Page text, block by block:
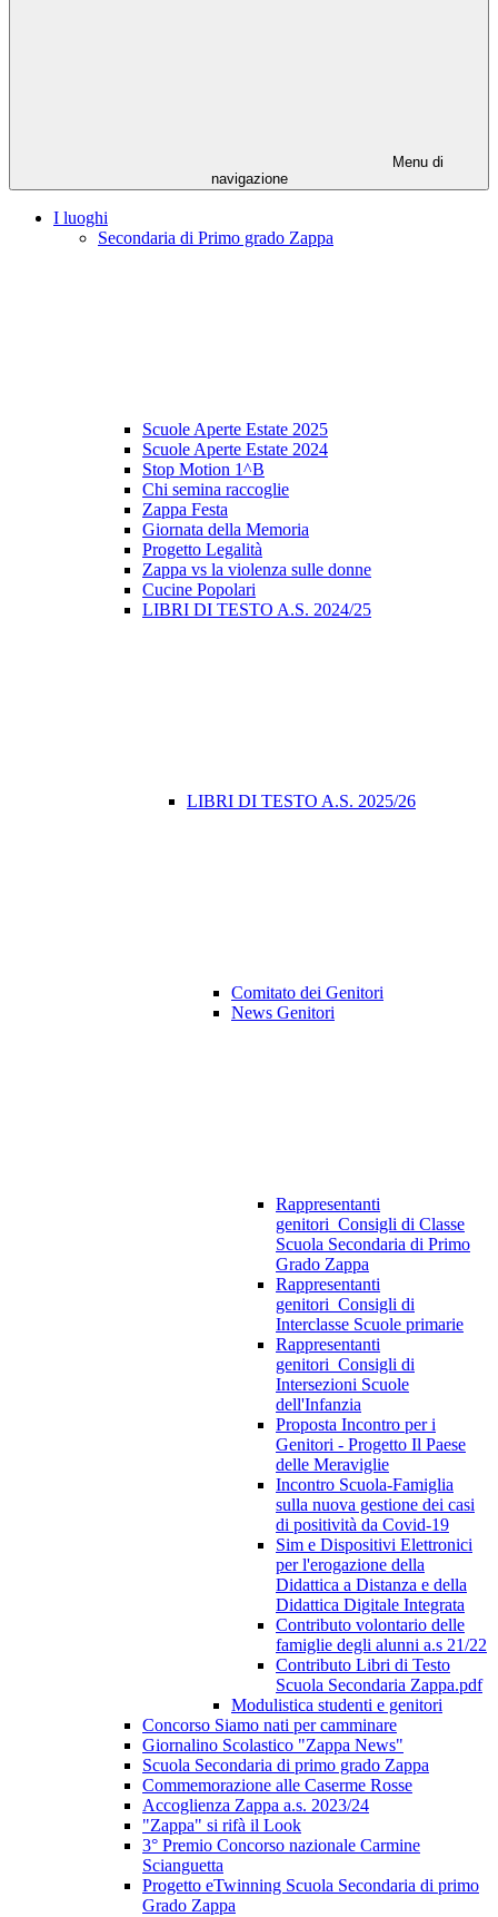
Menu di
navigazione
I luoghi
Secondaria di Primo grado Zappa
Scuole Aperte Estate 2025
Scuole Aperte Estate 2024
Stop Motion 1^B
Chi semina raccoglie
Zappa Festa
Giornata della Memoria
Progetto Legalità
Zappa vs la violenza sulle donne
Cucine Popolari
LIBRI DI TESTO A.S. 2024/25
LIBRI DI TESTO A.S. 2025/26
Comitato dei Genitori
News Genitori
Rappresentanti
genitori_Consigli di Classe
Scuola Secondaria di Primo
Grado Zappa
Rappresentanti
genitori_Consigli di
Interclasse Scuole primarie
Rappresentanti
genitori_Consigli di
Intersezioni Scuole
dell'Infanzia
Proposta Incontro per i
Genitori - Progetto Il Paese
delle Meraviglie
Incontro Scuola-Famiglia
sulla nuova gestione dei casi
di positività da Covid-19
Sim e Dispositivi Elettronici
per l'erogazione della
Didattica a Distanza e della
Didattica Digitale Integrata
Contributo volontario delle
famiglie degli alunni a.s 21/22
Contributo Libri di Testo
Scuola Secondaria Zappa.pdf
Modulistica studenti e genitori
Concorso Siamo nati per camminare
Giornalino Scolastico "Zappa News"
Scuola Secondaria di primo grado Zappa
Commemorazione alle Caserme Rosse
Accoglienza Zappa a.s. 2023/24
"Zappa" si rifà il Look
3° Premio Concorso nazionale Carmine
Scianguetta
Progetto eTwinning Scuola Secondaria di primo
Grado Zappa